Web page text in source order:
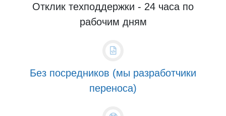
Отклик техподдержки - 24 часа по
рабочим дням
Без посредников (мы разработчики
переноса)